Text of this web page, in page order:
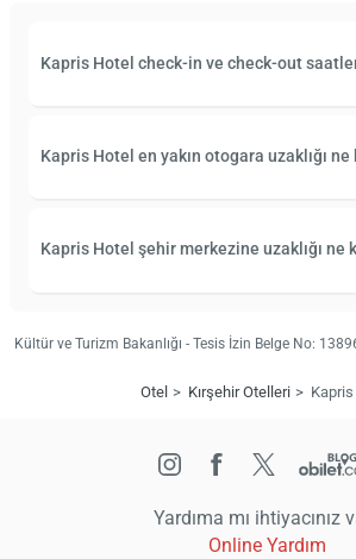
Kapris Hotel check-in ve check-out
Kapris Hotel en yakın otogara uzaklığı ne
Kapris Hotel şehir merkezine uzaklığı ne
Kültür ve Turizm Bakanlığı - Tesis İzin Belge No:
Otel Kırşehir Otelleri Kapris
Yardıma mı ihtiyacınız
Online Yardım